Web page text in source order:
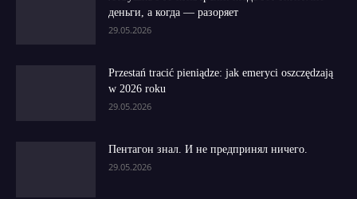
деньги, а когда — разоряет
29.05.2026
Przestań tracić pieniądze: jak emeryci oszczędzają
w 2026 roku
29.05.2026
Пентагон знал. И не предпринял ничего.
29.05.2026